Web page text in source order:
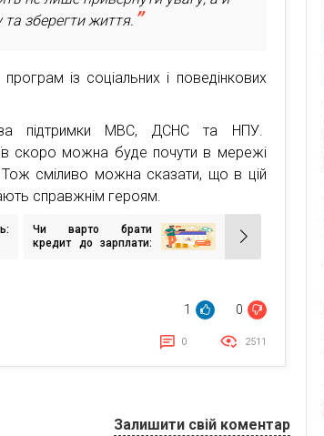
зберегти життя.
із соціальних і поведінкових
підтримки МВС, ДСНС та НПУ.
скоро можна буде почути в мережі
Тож сміливо можна сказати, що в цій
справжнім героям.
Чи варто брати
кредит до зарплати:
1 0
0 2511
Залишити свій коментар